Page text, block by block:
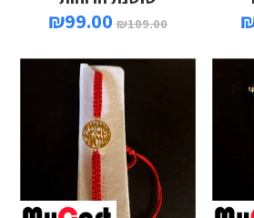
₪109.00
₪99.00